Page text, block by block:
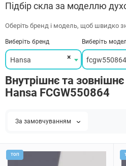
Підбір скла за моделлю
Оберіть бренд і модель, щоб швидко
Виберіть бренд
×
Hansa
Виберіть
fcgw550864
Внутрішнє та
Hansa FCGW550864
За замовчуванням
ТОП